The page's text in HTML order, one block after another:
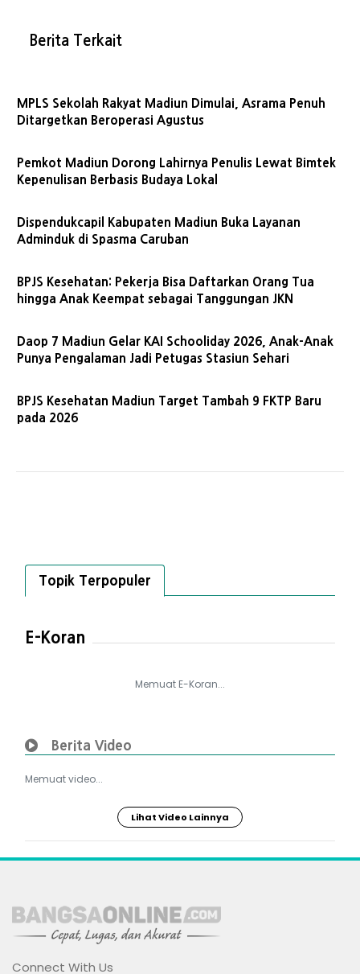
Berita Terkait
MPLS Sekolah Rakyat Madiun Dimulai, Asrama Penuh
Ditargetkan Beroperasi Agustus
Pemkot Madiun Dorong Lahirnya Penulis Lewat Bimtek
Kepenulisan Berbasis Budaya Lokal
Dispendukcapil Kabupaten Madiun Buka Layanan
Adminduk di Spasma Caruban
BPJS Kesehatan: Pekerja Bisa Daftarkan Orang Tua
hingga Anak Keempat sebagai Tanggungan JKN
Daop 7 Madiun Gelar KAI Schooliday 2026, Anak-Anak
Punya Pengalaman Jadi Petugas Stasiun Sehari
BPJS Kesehatan Madiun Target Tambah 9 FKTP Baru
pada 2026
Topik Terpopuler
E-Koran
Memuat E-Koran...
Berita Video
Memuat video...
Lihat Video Lainnya
Connect With Us